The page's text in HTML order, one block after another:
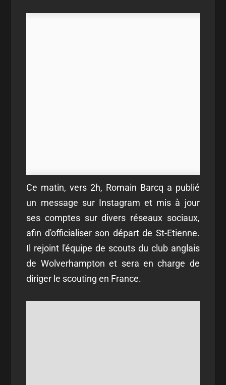
Ce matin, vers 2h, Romain Barcq a publié
un message sur Instagram et mis à jour
ses comptes sur divers réseaux sociaux,
afin d'officialiser son départ de St-Etienne.
Il rejoint l'équipe de scouts du club anglais
de Wolverhampton et sera en charge de
diriger le scouting en France.